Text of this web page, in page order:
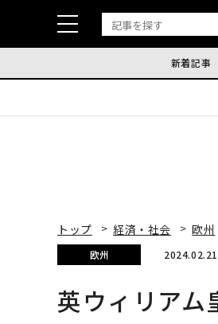
新着記事
トップ 経済・社会 欧州
欧州
英ウィリア